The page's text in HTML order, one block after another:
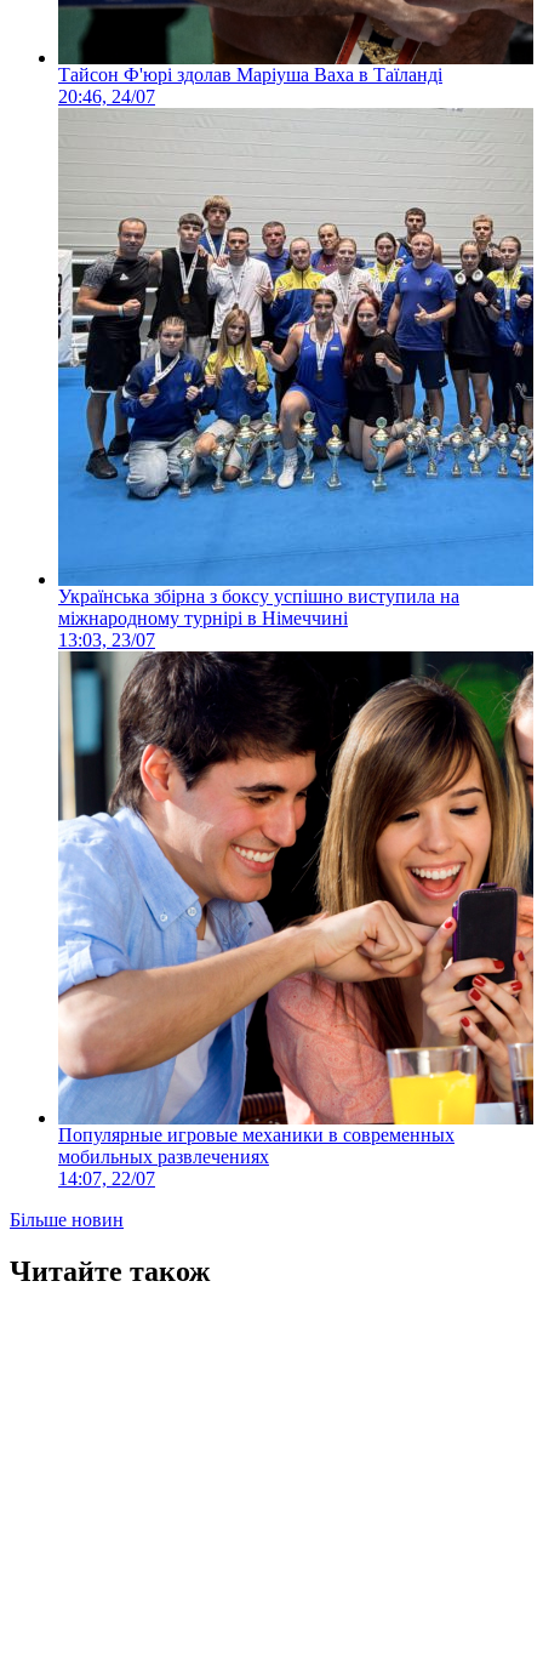
Тайсон Ф'юрі здолав Маріуша Ваха в Таїланді
20:46, 24/07
Українська збірна з боксу успішно виступила на
міжнародному турнірі в Німеччині
13:03, 23/07
Популярные игровые механики в современных
мобильных развлечениях
14:07, 22/07
Більше новин
Читайте також